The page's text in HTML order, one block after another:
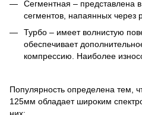
Сегментная – представлена
сегментов, напаянных через
Турбо – имеет волнистую
обеспечивает
компрессию. Наиболее
Популярность определена тем,
125мм обладает широким
них: